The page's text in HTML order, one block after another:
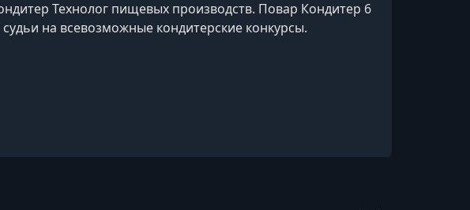
Технолог пищевых производств. Повар Кондитер 6
на всевозможные кондитерские конкурсы.